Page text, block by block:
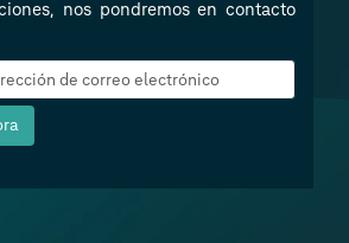
nos pondremos en contacto